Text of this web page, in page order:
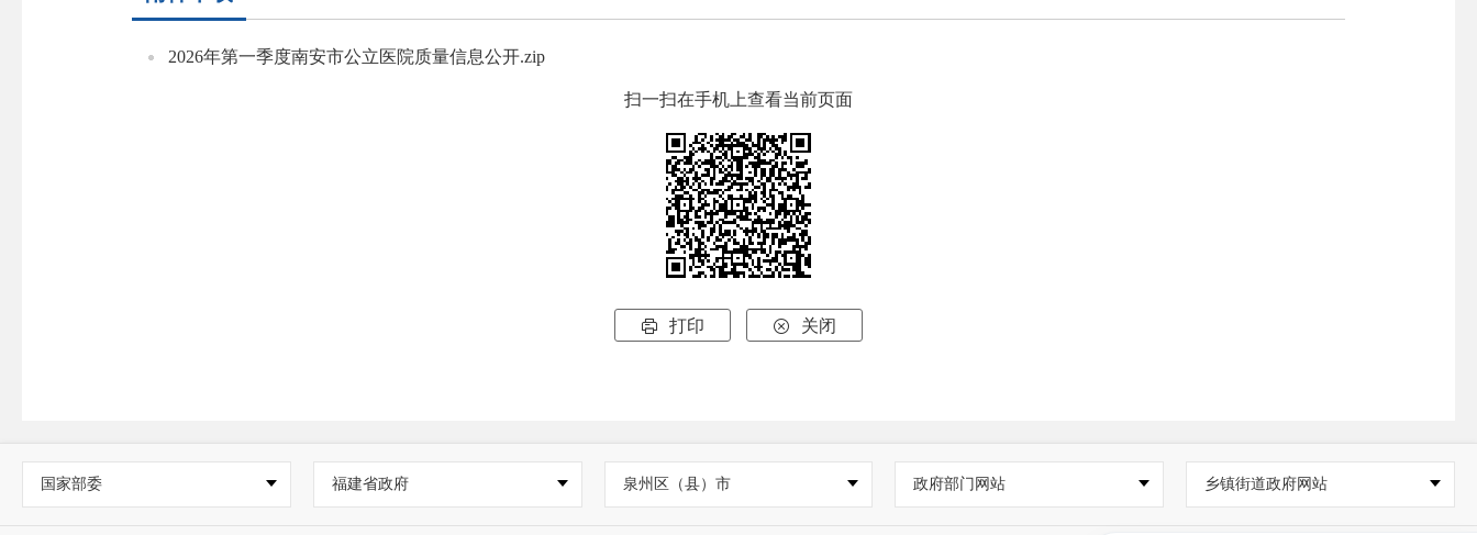
2026年第一季度南安市公立医院质量信息公开.zip
扫一扫在手机上查看当前页面
 打印  关闭
国家部委 福建省政府 泉州区（县）市 政府部门网站 乡镇街道政府网站